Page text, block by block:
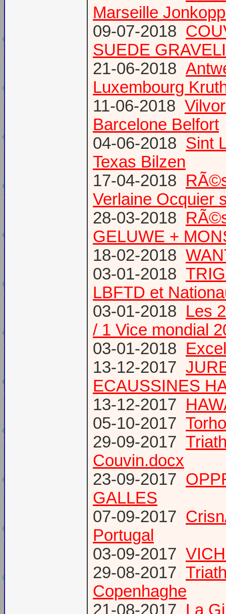
Marseille
09-07-2018
SUEDE
21-06-2018
Luxembourg
11-06-2018
Barcelone Belfort
04-06-2018 Sint
Texas Bilzen
17-04-2018
Verlaine Ocquier
28-03-2018
GELUWE +
18-02-2018
03-01-2018
LBFTD et
03-01-2018 Les
/ 1 Vice mondial
03-01-2018
13-12-2017
ECAUSSINES
13-12-2017
05-10-2017
29-09-2017
Couvin.docx
23-09-2017
GALLES
07-09-2017
Portugal
03-09-2017
29-08-2017
Copenhaghe
21-08-2017 La